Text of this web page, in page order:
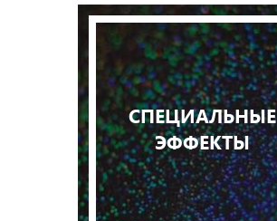
СПЕЦИАЛЬНЫЕ
ЭФФЕКТЫ